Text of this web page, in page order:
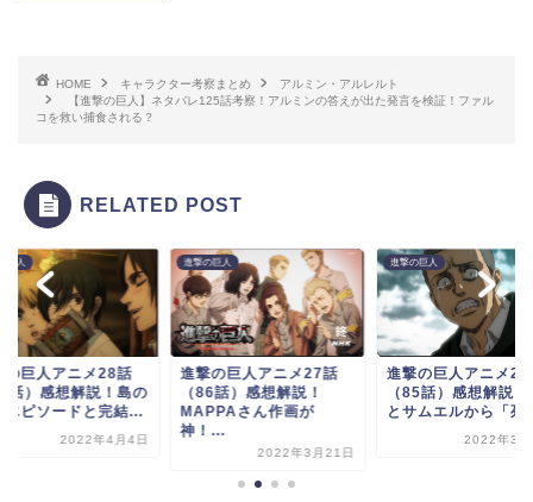
HOME キャラクター考察まとめ
アルミン・アルレルト
【進撃の巨人】ネタバレ125話考察！アルミンの答えが出た発言を検証！ファル
コを救い捕食される？
RELATED POST
巨人
の巨人アニメ28話
話）感想解説！島の
エピソードと完結...
2022年4月4日
進撃の巨人
進撃の巨人アニメ27話
（86話）感想解説！
MAPPAさん作画が
神！...
2022年3月21日
進撃の巨人
進撃の巨人アニメ26
（85話）感想解説！
とサムエルから「死
2022年3